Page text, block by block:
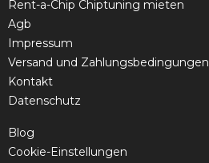
Rent-a-Chip Chiptuning mieten
Agb
Impressum
Versand und Zahlungsbedingungen
Kontakt
Datenschutz
Blog
Cookie-Einstellungen